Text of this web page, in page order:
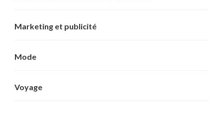
Marketing et publicité
Mode
Voyage